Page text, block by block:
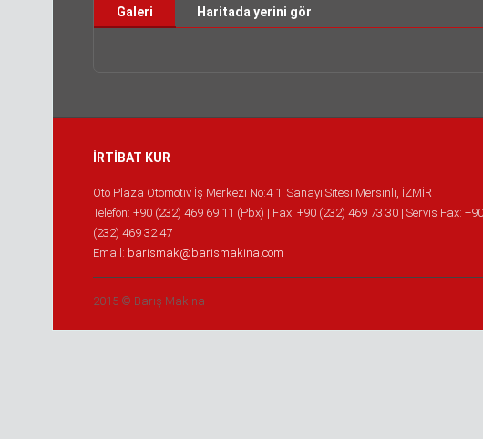
Galeri Haritada yerini gör
İRTİBAT KUR
Oto Plaza Otomotiv İş Merkezi No:4 1. Sanayi Sitesi Mersinli, İZMİR
Telefon: +90 (232) 469 69 11 (Pbx) | Fax: +90 (232) 469 73 30 | Servis Fax: +90
(232) 469 32 47
Email: barismak@barismakina.com
2015 © Barış Makina